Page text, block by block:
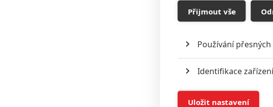
Přijmout vše
Používání
Identifikace
Ukládání a/nebo
Uložit nastavení